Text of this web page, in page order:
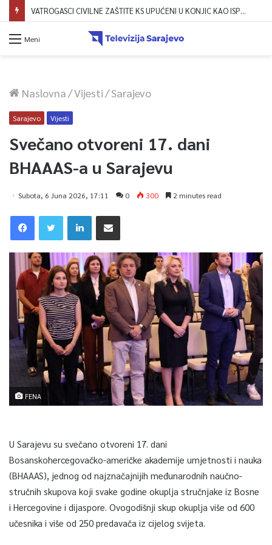
VATROGASCI CIVILNE ZAŠTITE KS UPUĆENI U KONJIC KAO ISPOMOĆ U GAŠENJU POŽARA
Meni
Naslovna/Vijesti/Sarajevo
Sarajevo Vijesti
Svečano otvoreni 17. dani
BHAAAS-a u Sarajevu
Subota, 6 Juna 2026, 17:11 0 300 2 minutes read
FENA
U Sarajevu su svečano otvoreni 17. dani
Bosanskohercegovačko-američke akademije umjetnosti i nauka
(BHAAAS), jednog od najznačajnijih međunarodnih naučno-
stručnih skupova koji svake godine okuplja stručnjake iz Bosne
i Hercegovine i dijaspore. Ovogodišnji skup okuplja više od 600
učesnika i više od 250 predavača iz cijelog svijeta.